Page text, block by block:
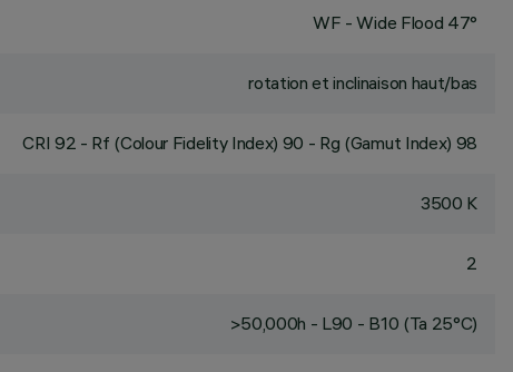
WF - Wide Flood 47°
rotation et inclinaison haut/bas
CRI 92 - Rf (Colour Fidelity Index) 90 - Rg (Gamut Index) 98
3500 K
2
>50,000h - L90 - B10 (Ta 25°C)